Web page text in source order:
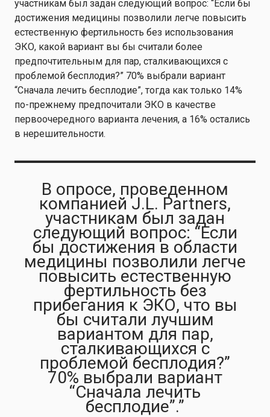
участникам был задан следующий вопрос: “Если бы
достижения медицины позволили легче повысить
естественную фертильность без использования
ЭКО, какой вариант вы бы считали более
предпочтительным для пар, сталкивающихся с
проблемой бесплодия?” 70% выбрали вариант
“Сначала лечить бесплодие”, тогда как только 14%
по-прежнему предпочитали ЭКО в качестве
первоочередного варианта лечения, а 16% остались
в нерешительности.
В опросе, проведенном
компанией J.L. Partners,
участникам был задан
следующий вопрос: “Если
бы достижения в области
медицины позволили легче
повысить естественную
фертильность без
прибегания к ЭКО, что вы
бы считали лучшим
вариантом для пар,
сталкивающихся с
проблемой бесплодия?”
70% выбрали вариант
“Сначала лечить
бесплодие”.”